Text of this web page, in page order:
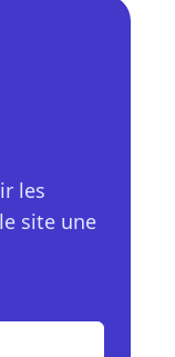
les
site une